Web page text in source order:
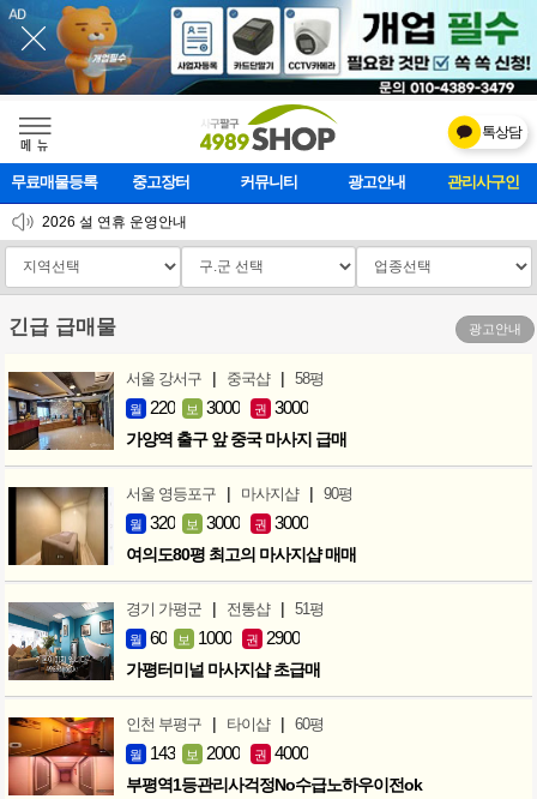
메    뉴
톡상담
무료매물등록 중고장터 커뮤니티 광고안내 마사지클럽
2026 설 연휴 운영안내
[업데이트]모바일 하단 고정메뉴 추가
[업데이트] 개선사항 안내
긴급 급매물 광고안내
서울 강서구 | 중국샵 | 58평
월 220 보 3000 권 3000
가양역 출구 앞 중국 마사지 급매
서울 영등포구 | 마사지샵 | 90평
월 320 보 3000 권 3000
여의도80평 최고의 마사지샵 매매
경기 가평군 | 전통샵 | 51평
월 60 보 1000 권 2900
가평터미널 마사지샵 초급매
인천 부평구 | 타이샵 | 60평
월 143 보 2000 권 4000
부평역1등관리사걱정No수급노하우이전ok